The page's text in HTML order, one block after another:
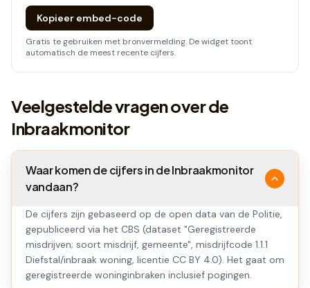
Kopieer embed-code
Gratis te gebruiken met bronvermelding. De widget toont
automatisch de meest recente cijfers.
Veelgestelde vragen over de
Inbraakmonitor
Waar komen de cijfers in de Inbraakmonitor
vandaan?
De cijfers zijn gebaseerd op de open data van de Politie,
gepubliceerd via het CBS (dataset "Geregistreerde
misdrijven; soort misdrijf, gemeente", misdrijfcode 1.1.1
Diefstal/inbraak woning, licentie CC BY 4.0). Het gaat om
geregistreerde woninginbraken inclusief pogingen.